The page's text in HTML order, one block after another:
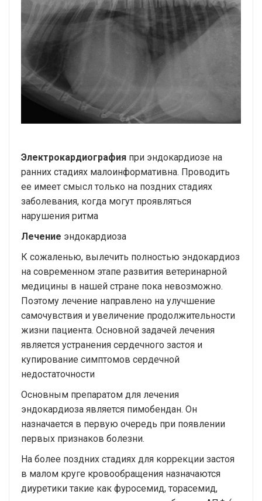
Электрокардиография при эндокардиозе на
ранних стадиях малоинформативна. Проводить
ее имеет смысл только на поздних стадиях
заболевания, когда могут проявляться
нарушения ритма
Лечение эндокардиоза
К сожаленью, вылечить полностью эндокардиоз
на современном этапе развития ветеринарной
медицины в нашей стране пока невозможно.
Поэтому лечение направлено на улучшение
самочувствия и увеличение продолжительности
жизни пациента. Основной задачей лечения
является устранения сердечного застоя и
купирование симптомов сердечной
недостаточности
Основным препаратом для лечения
эндокардиоза является пимобендан. Он
назначается в первую очередь при появлении
первых признаков болезни.
На более поздних стадиях для коррекции застоя
в малом круге кровообращения назначаются
диуретики такие как фуросемид, торасемид,